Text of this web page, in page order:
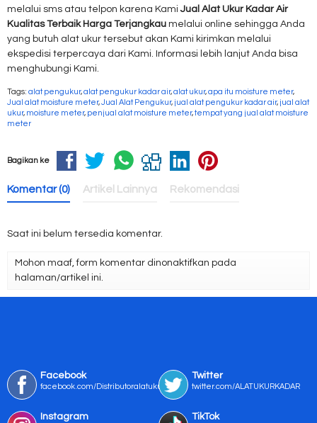
melalui sms atau telpon karena KamiJual Alat Ukur Kadar Air
Kualitas Terbaik Harga Terjangkau melalui online sehingga Anda
yang butuh alat ukur tersebut akan Kami kirimkan melalui
ekspedisi terpercaya dari Kami. Informasi lebih lanjut Anda bisa
menghubungi Kami.
Tags: alat pengukur,alat pengukur kadar air,alat ukur,apa itu moisture meter,
Jual alat moisture meter,Jual Alat Pengukur, jual alat pengukur kadar air, jual alat
ukur, moisture meter, penjual alat moisture meter,tempat yang jual alat moisture
meter
Bagikan ke
Komentar (0) Artikel Lainnya Rekomendasi
Saat ini belum tersedia komentar.
Mohon maaf, form komentar dinonaktifkan pada
halaman/artikel ini.
Facebook
facebook.com/Distributoralatukur
Twitter
twitter.com/ALATUKURKADAR
Instagram TikTok